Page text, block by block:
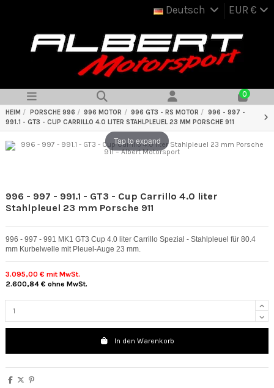
Deutsch EUR €
0
HEIM PORSCHE 996 996 MOTOR 996 GT3 - RS MOTOR
996 - 997 -
991.1 - GT3 - CUP CARRILLO 4.0 LITER STAHLPLEUEL 23 MM PORSCHE 911
Tap to expand
996 - 997 - 991.1 - GT3 - Cup Carrillo 4.0 liter
Stahlpleuel 23 mm Porsche 911
996 - 997 - 991 MK1 GT3 Cup 4.0 liter Carrillo Spezial - Stahlpleuel für 80.4
mm Kurbelwelle mit Pleuel-Auge 23 mm.
3.095,00 € mit MwSt.
2.600,84 € ohne MwSt.
In den Warenkorb